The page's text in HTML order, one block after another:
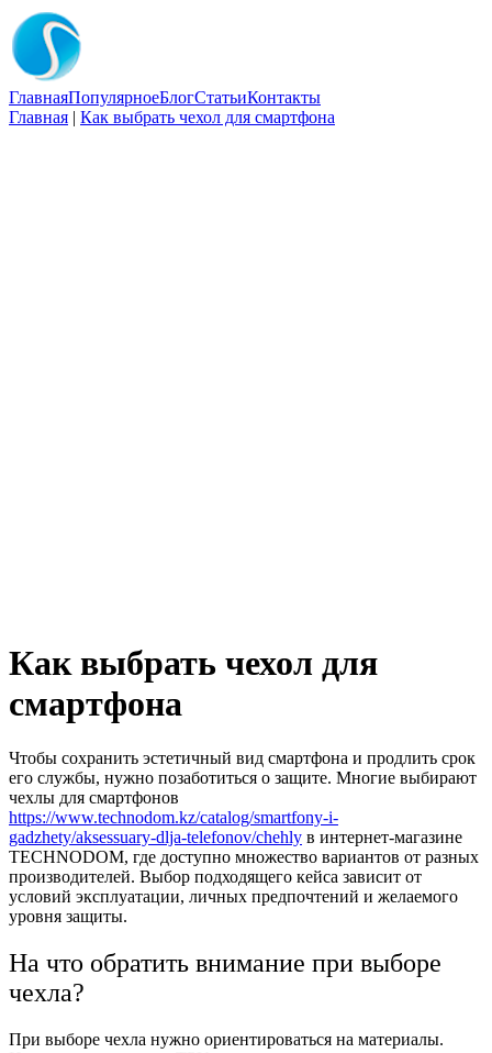
ГлавнаяПопулярноеБлогСтатьиКонтакты
Главная | Как выбрать чехол для смартфона
Как выбрать чехол для
смартфона
Чтобы сохранить эстетичный вид смартфона и продлить срок
его службы, нужно позаботиться о защите. Многие выбирают
чехлы для смартфонов
https://www.technodom.kz/catalog/smartfony-i-
gadzhety/aksessuary-dlja-telefonov/chehly в интернет-магазине
TECHNODOM, где доступно множество вариантов от разных
производителей. Выбор подходящего кейса зависит от
условий эксплуатации, личных предпочтений и желаемого
уровня защиты.
На что обратить внимание при выборе
чехла?
При выборе чехла нужно ориентироваться на материалы.